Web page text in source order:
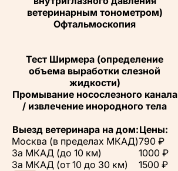
ветеринарным тонометром)
Офтальмоскопия
Тест Ширмера (определение
объема выработки слезной
жидкости)
Промывание носослезного канала
/ извлечение инородного тела
Выезд ветеринара на дом:Цены:
Москва (в пределах МКАД)790 ₽
За МКАД (до 10 км)
1000 ₽
За МКАД (от 10 до 30 км)
1500 ₽